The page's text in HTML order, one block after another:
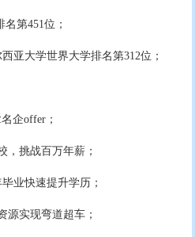
第451位；
亚大学世界大学排名第312位；
企offer；
，挑战百万年薪；
业快速提升学历；
源实现弯道超车；